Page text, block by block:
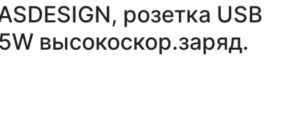
розетка USB
высокоскор.заряд.